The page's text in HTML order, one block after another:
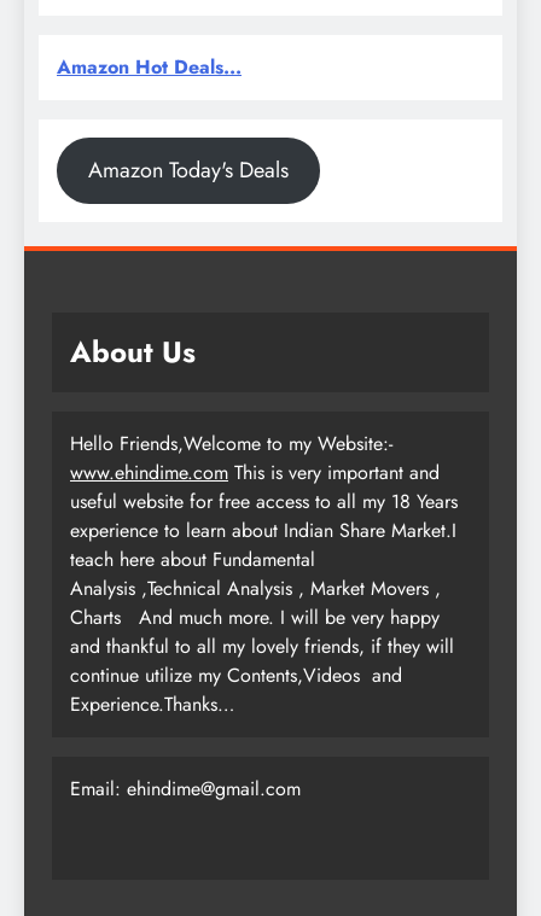
Amazon Hot Deals...
Amazon Today's Deals
About Us
Hello Friends,Welcome to my Website:-
www.ehindime.com This is very important and
useful website for free access to all my 18 Years
experience to learn about Indian Share Market.I
teach here about Fundamental
Analysis ,Technical Analysis , Market Movers ,
Charts
And much more. I will be very happy
and thankful to all my lovely friends, if they will
continue utilize my Contents,Videos and
Experience.Thanks…
Email: ehindime@gmail.com